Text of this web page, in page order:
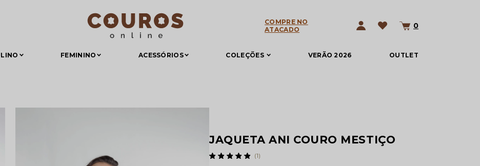
COMPRE NO
ATACADO
0
FEMININO ACESSÓRIOS COLEÇÕES VERÃO 2026 OUTLET
JAQUETA ANI COURO MESTIÇO
(1)